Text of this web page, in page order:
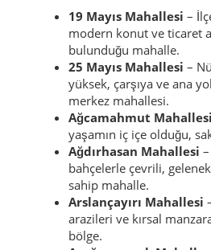
19 Mayıs Mahallesi –
modern konut ve ticaret
bulunduğu mahalle.
25 Mayıs Mahallesi –
yüksek, çarşıya ve ana
merkez mahallesi.
Ağcamahmut Mahallesi
yaşamın iç içe olduğu,
Ağdırhasan Mahallesi
bahçelerle çevrili,
sahip mahalle.
Arslançayırı Mahallesi
arazileri ve kırsal
bölge.